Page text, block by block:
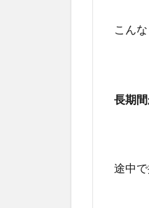
こんな
長期
途中